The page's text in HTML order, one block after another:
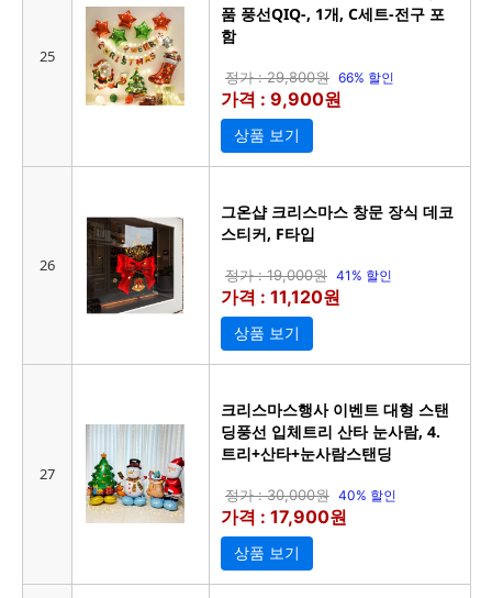
25
품 풍선QIQ-, 1개, C세트-전구 포
함
정가 : 29,800원 66% 할인
가격 : 9,900원
상품 보기
26
그온샵 크리스마스 창문 장식 데코
스티커, F타입
정가 : 19,000원 41% 할인
가격 : 11,120원
상품 보기
27
크리스마스행사 이벤트 대형 스탠
딩풍선 입체트리 산타 눈사람, 4.
트리+산타+눈사람스탠딩
정가 : 30,000원 40% 할인
가격 : 17,900원
상품 보기